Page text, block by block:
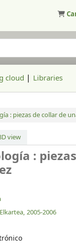
cloud Libraries
: piezas de collar de
view
:
2005-2006